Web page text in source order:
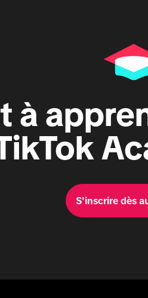
à
S'inscrire dès